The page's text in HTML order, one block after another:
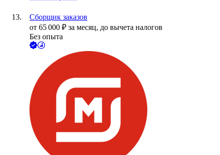
Сборщик заказов
от 65 000 ₽ за месяц, до вычета налогов
Без опыта